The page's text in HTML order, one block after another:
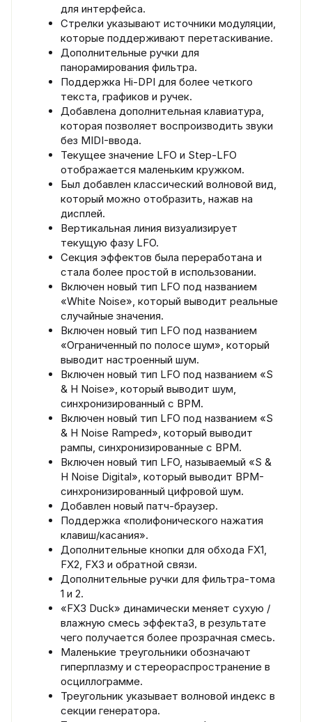
для интерфейса.
Стрелки указывают источники модуляции,
которые поддерживают перетаскивание.
Дополнительные ручки для
панорамирования фильтра.
Поддержка Hi-DPI для более четкого
текста, графиков и ручек.
Добавлена дополнительная клавиатура,
которая позволяет воспроизводить звуки
без MIDI-ввода.
Текущее значение LFO и Step-LFO
отображается маленьким кружком.
Был добавлен классический волновой вид,
который можно отобразить, нажав на
дисплей.
Вертикальная линия визуализирует
текущую фазу LFO.
Секция эффектов была переработана и
стала более простой в использовании.
Включен новый тип LFO под названием
«White Noise», который выводит реальные
случайные значения.
Включен новый тип LFO под названием
«Ограниченный по полосе шум», который
выводит настроенный шум.
Включен новый тип LFO под названием «S
& H Noise», который выводит шум,
синхронизированный с BPM.
Включен новый тип LFO под названием «S
& H Noise Ramped», который выводит
рампы, синхронизированные с BPM.
Включен новый тип LFO, называемый «S &
H Noise Digital», который выводит BPM-
синхронизированный цифровой шум.
Добавлен новый патч-браузер.
Поддержка «полифонического нажатия
клавиш/касания».
Дополнительные кнопки для обхода FX1,
FX2, FX3 и обратной связи.
Дополнительные ручки для фильтра-тома
1 и 2.
«FX3 Duck» динамически меняет сухую /
влажную смесь эффекта3, в результате
чего получается более прозрачная смесь.
Маленькие треугольники обозначают
гиперплазму и стереораспространение в
осциллограмме.
Треугольник указывает волновой индекс в
секции генератора.